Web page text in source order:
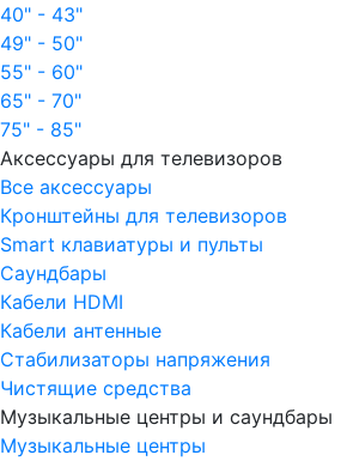
40" - 43"
49" - 50"
55" - 60"
65" - 70"
75" - 85"
Аксессуары для телевизоров
Все аксессуары
Кронштейны для телевизоров
Smart клавиатуры и пульты
Саундбары
Кабели HDMI
Кабели антенные
Стабилизаторы напряжения
Чистящие средства
Музыкальные центры и саундбары
Музыкальные центры